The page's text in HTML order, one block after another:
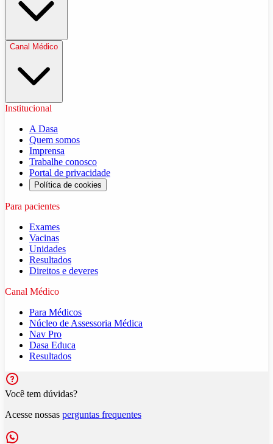
Canal Médico
Institucional
A Dasa
Quem somos
Imprensa
Trabalhe conosco
Portal de privacidade
Política de cookies
Para pacientes
Exames
Vacinas
Unidades
Resultados
Direitos e deveres
Canal Médico
Para Médicos
Núcleo de Assessoria Médica
Nav Pro
Dasa Educa
Resultados
Você tem dúvidas?
Acesse nossas perguntas frequentes